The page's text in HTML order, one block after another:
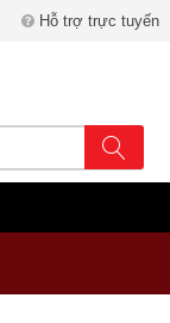
Hỗ trợ trực tuyến